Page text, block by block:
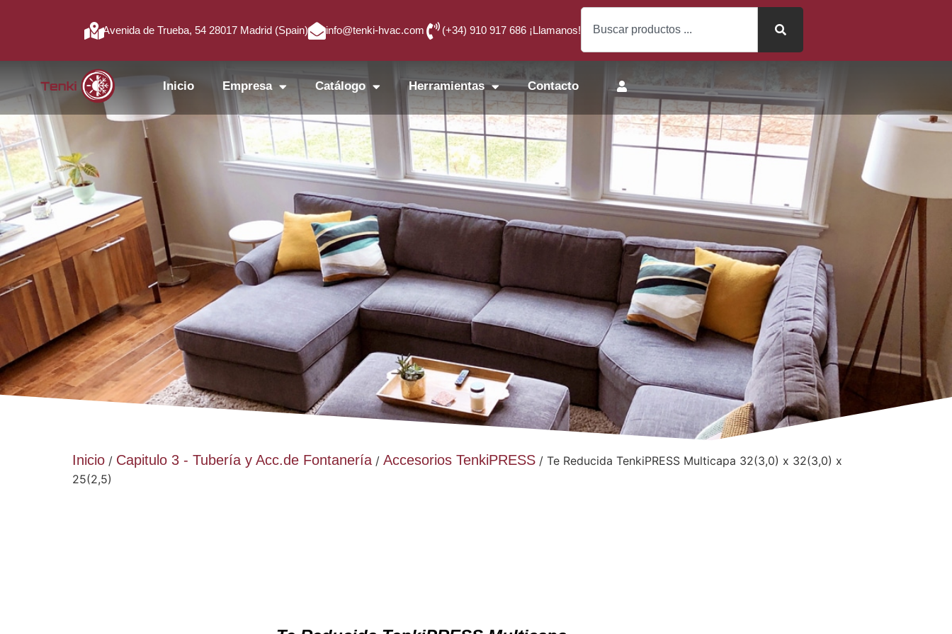
Avenida de Trueba, 54 28017 Madrid (Spain) info@tenki-hvac.com (+34) 910 917 686 ¡Llamanos!
Inicio Empresa Catálogo Herramientas Contacto
Inicio / Capitulo 3 - Tubería y Acc.de Fontanería/ Accesorios TenkiPRESS / Te Reducida TenkiPRESS Multicapa 32(3,0) x 32(3,0) x
25(2,5)